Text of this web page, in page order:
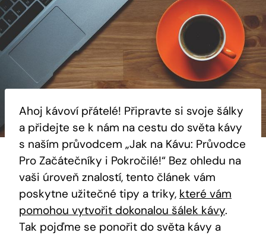
Ahoj kávoví přátelé! Připravte si svoje šálky
a přidejte se k nám na cestu do světa kávy
s naším průvodcem „Jak na Kávu: Průvodce
Pro Začátečníky i Pokročilé!“ Bez ohledu na
vaši úroveň znalostí, tento článek vám
poskytne užitečné tipy a triky, které vám
pomohou vytvořit dokonalou šálek kávy.
Tak pojďme se ponořit do světa kávy a